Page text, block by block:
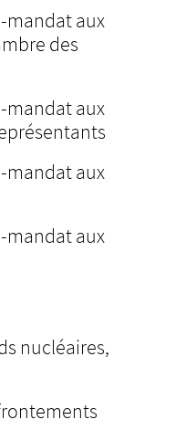
mandat aux
des
mandat aux
mandat aux
mandat aux
nucléaires,